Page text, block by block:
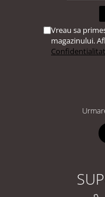
Vreau sa
magazinului.